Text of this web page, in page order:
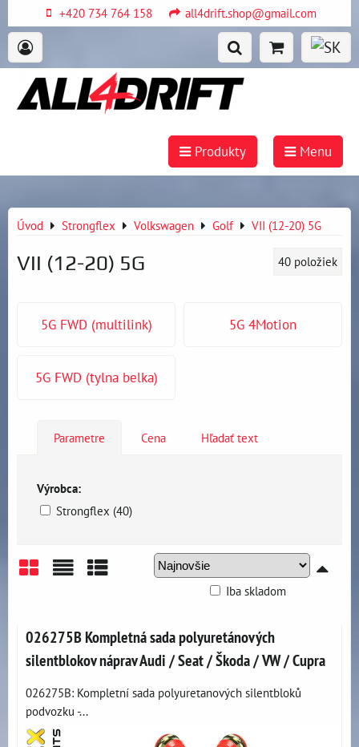
+420 734 764 158 all4drift.shop@gmail.com
Produkty Menu
Úvod Strongflex Volkswagen Golf VII (12-20) 5G
VII (12-20) 5G 40 položiek
5G FWD (multilink) 5G 4Motion
5G FWD (tylna belka)
Parametre Cena Hľadať text
Výrobca:
Strongflex (40)
Iba skladom
026275B Kompletná sada polyuretánových
silentblokov náprav Audi / Seat / Škoda / VW / Cupra
026275B: Kompletní sada polyuretanových silentbloků
podvozku -...